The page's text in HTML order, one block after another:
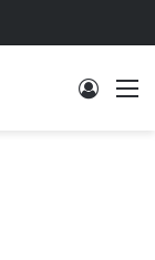
Log In